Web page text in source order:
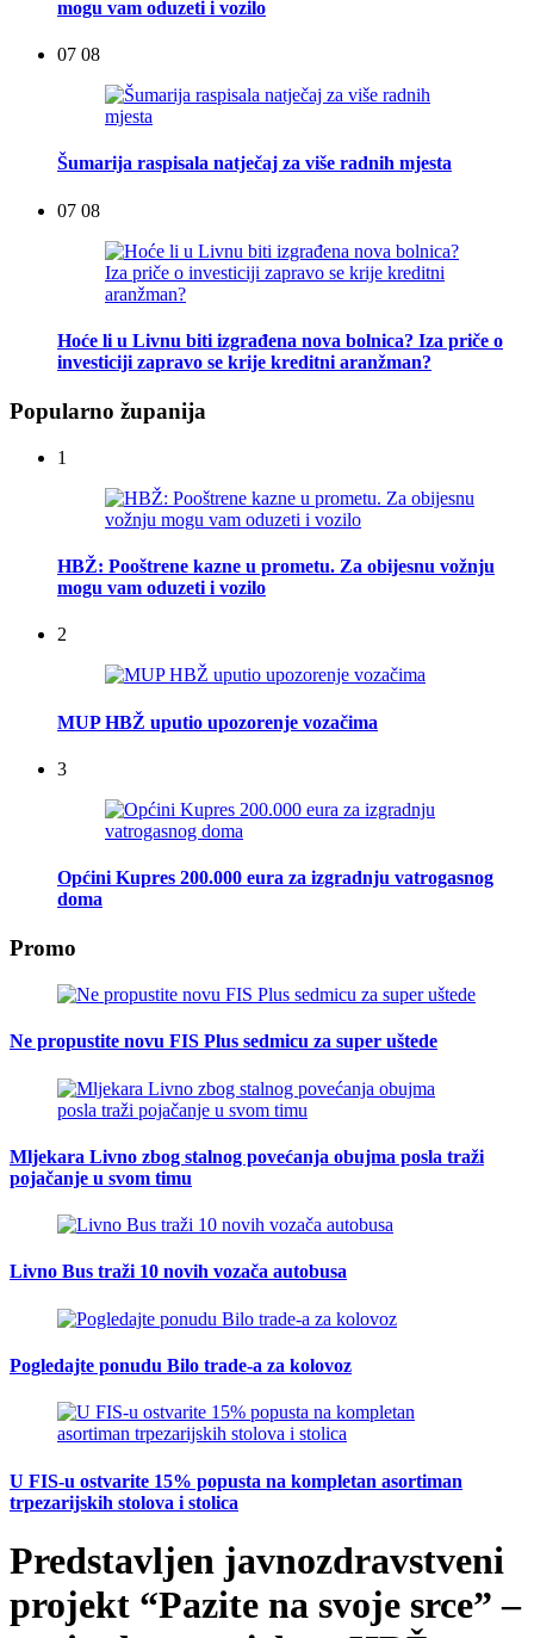
mogu vam oduzeti i vozilo
07 08
Šumarija raspisala natječaj za više radnih mjesta
07 08
Hoće li u Livnu biti izgrađena nova bolnica? Iza priče o
investiciji zapravo se krije kreditni aranžman?
Popularno županija
1
HBŽ: Pooštrene kazne u prometu. Za obijesnu vožnju
mogu vam oduzeti i vozilo
2
MUP HBŽ uputio upozorenje vozačima
3
Općini Kupres 200.000 eura za izgradnju vatrogasnog
doma
Promo
Ne propustite novu FIS Plus sedmicu za super uštede
Mljekara Livno zbog stalnog povećanja obujma posla traži
pojačanje u svom timu
Livno Bus traži 10 novih vozača autobusa
Pogledajte ponudu Bilo trade-a za kolovoz
U FIS-u ostvarite 15% popusta na kompletan asortiman
trpezarijskih stolova i stolica
Predstavljen javnozdravstveni
projekt “Pazite na svoje srce” –